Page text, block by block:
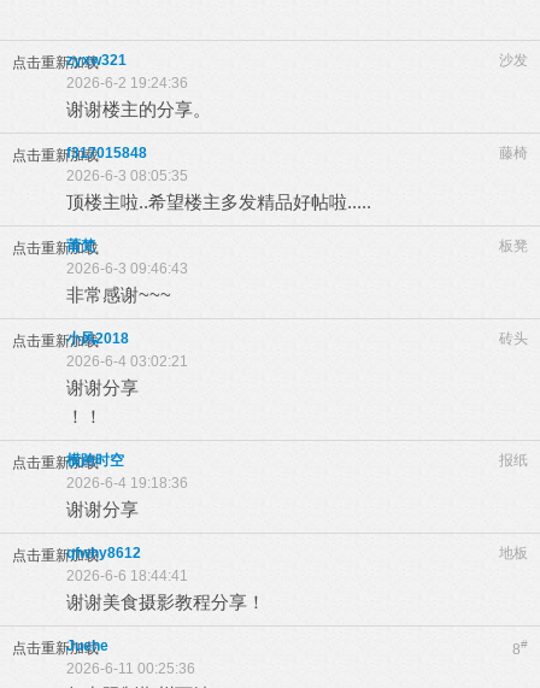
点击重新加载 沙发
zyxw321
2026-6-2 19:24:36
谢谢楼主的分享。
点击重新加载 藤椅
f317015848
2026-6-3 08:05:35
顶楼主啦..希望楼主多发精品好帖啦.....
点击重新加载 板凳
莆梵
2026-6-3 09:46:43
非常感谢~~~
点击重新加载 砖头
小风2018
2026-6-4 03:02:21
谢谢分享
！！
点击重新加载 报纸
横跨时空
2026-6-4 19:18:36
谢谢分享
点击重新加载 地板
qfwhy8612
2026-6-6 18:44:41
谢谢美食摄影教程分享！
点击重新加载 8#
Juehe
2026-6-11 00:25:36